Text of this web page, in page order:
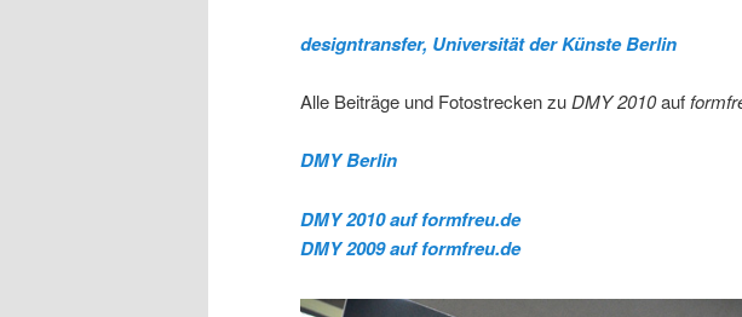
designtransfer, Universität der Künste Berlin
Alle Beiträge und Fotostrecken zu DMY 2010auf
DMY Berlin
DMY 2010 auf formfreu.de
DMY 2009 auf formfreu.de